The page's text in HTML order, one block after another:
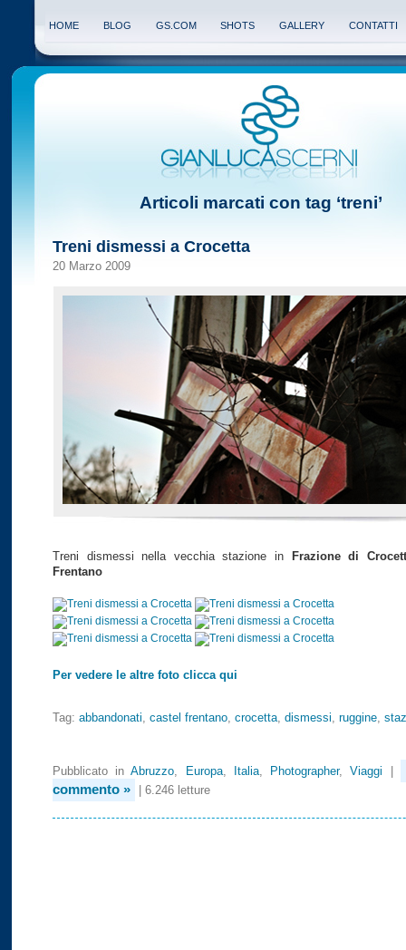
HOME BLOG GS.COM SHOTS GALLERY CONTATTI
Articoli marcati con tag ‘treni’
Treni dismessi a Crocetta
20 Marzo 2009
Treni dismessi nella vecchia stazione in Frazione di
Frentano
Per vedere le altre foto clicca qui
Tag: abbandonati castel frentano crocetta dismessi ruggine
Pubblicato inAbruzzo Europa, Italia, Photographer,Viaggi
commento »
| 6.246 letture